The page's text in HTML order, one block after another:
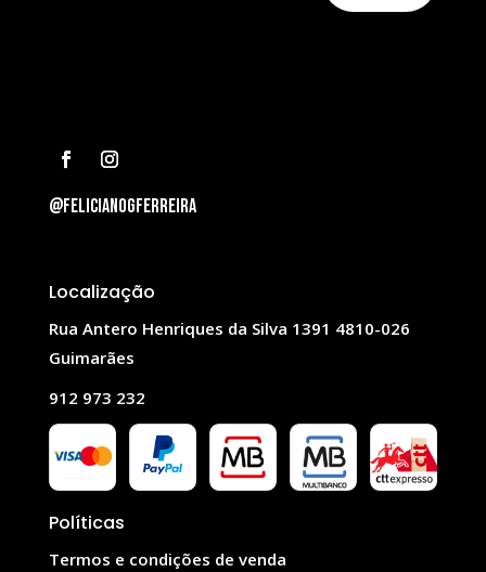
@felicianogferreira
Localização
Rua Antero Henriques da Silva 1391 4810-026
Guimarães
912 973 232
Políticas
Termos e condições de venda